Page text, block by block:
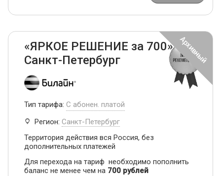
«ЯРКОЕ РЕШЕНИЕ за 700»
Санкт-Петербург
Тип тарифа: С абонен. платой
Регион: Санкт-Петербург
Территория действия вся Россия, без
дополнительных платежей
Для перехода на тариф необходимо пополнить
баланс не менее чем на 700 рублей